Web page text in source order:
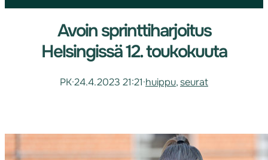
Avoin sprinttiharjoitus
Helsingissä 12. toukokuuta
PK·24.4.2023 21:21·huippu, seurat